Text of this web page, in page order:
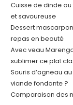
Cuisse de dinde
et savoureuse
Dessert
repas en beauté
Avec veau
sublimer ce plat
Souris d’agneau
viande fondante ?
Comparaison des